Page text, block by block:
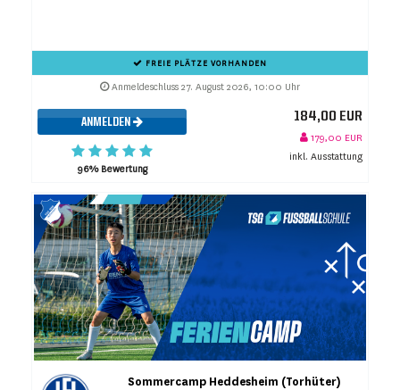
FREIE PLÄTZE VORHANDEN
Anmeldeschluss 27. August 2026, 10:00 Uhr
ANMELDEN
96% Bewertung
184,00 EUR
179,00 EUR
inkl. Ausstattung
Sommercamp Heddesheim (Torhüter)